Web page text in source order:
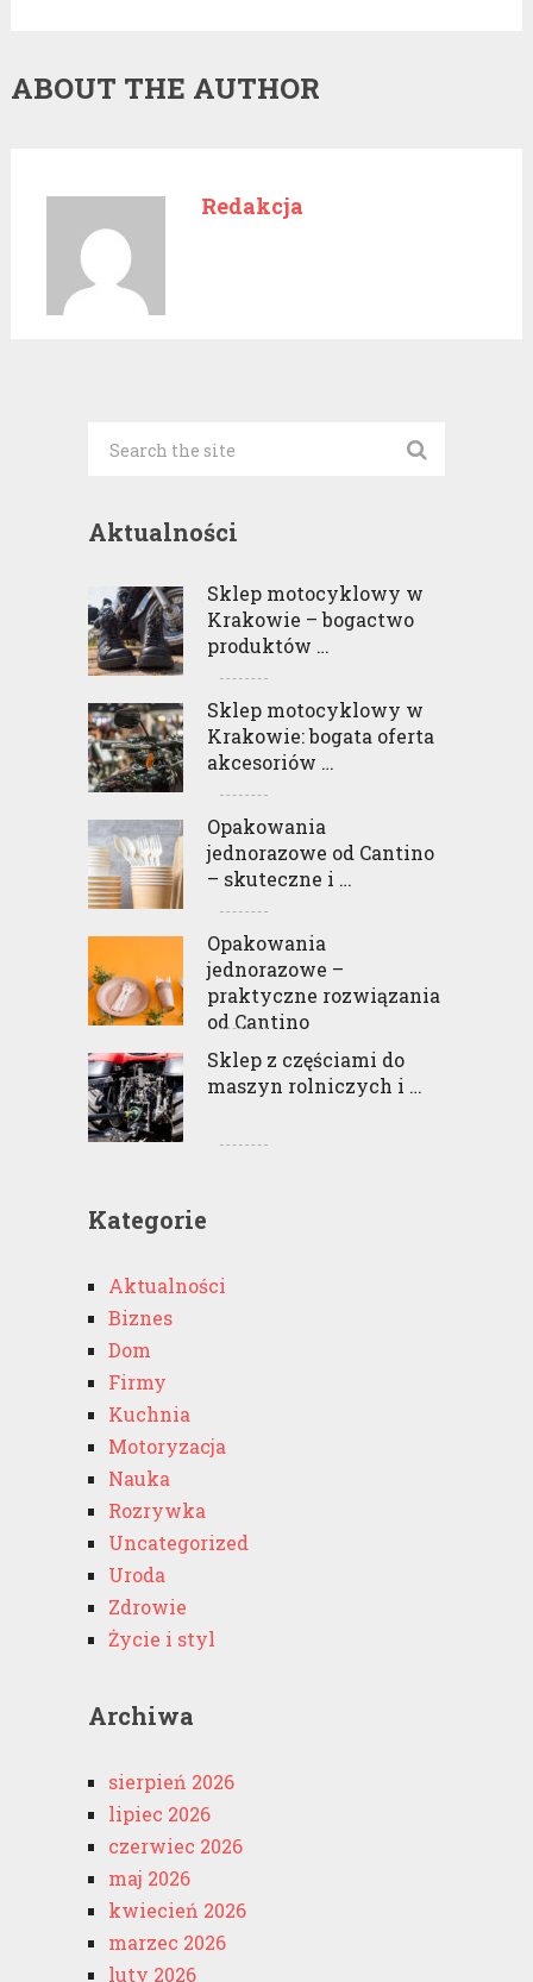
ABOUT THE AUTHOR
Redakcja
Aktualności
Sklep motocyklowy w
Krakowie – bogactwo
produktów …
Sklep motocyklowy w
Krakowie: bogata oferta
akcesoriów …
Opakowania
jednorazowe od Cantino
– skuteczne i …
Opakowania
jednorazowe –
praktyczne rozwiązania
od Cantino
Sklep z częściami do
maszyn rolniczych i …
Kategorie
Aktualności
Biznes
Dom
Firmy
Kuchnia
Motoryzacja
Nauka
Rozrywka
Uncategorized
Uroda
Zdrowie
Życie i styl
Archiwa
sierpień 2026
lipiec 2026
czerwiec 2026
maj 2026
kwiecień 2026
marzec 2026
luty 2026